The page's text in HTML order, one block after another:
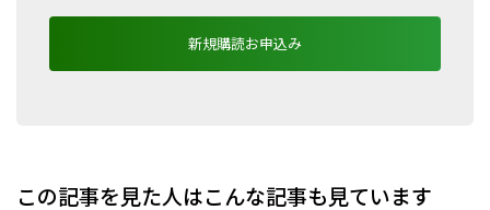
新規購読お申込み
この記事を見た人はこんな記事も見ています